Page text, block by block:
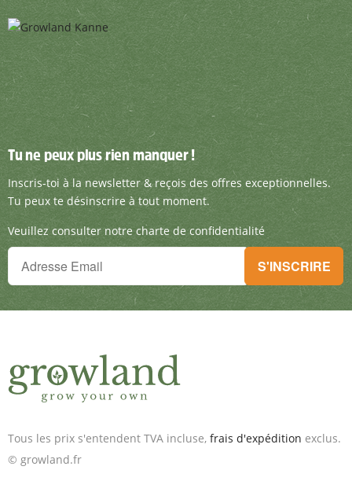
Tu ne peux plus rien manquer !
Inscris-toi à la newsletter & reçois des offres
Tu ne peux plus rien manquer !
Inscris-toi à la newsletter & reçois des offres exceptionnelles.
Tu peux te désinscrire à tout moment.
Veuillez consulter notre charte de confidentialité
Tu ne peux plus rien manquer !
Inscris-toi à la newsletter & reçois des offres exceptionnelles.
S'INSCRIRE
Tous les prix s'entendent TVA incluse, frais d'expédition exclus.
© growland.fr